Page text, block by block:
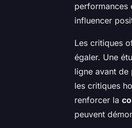
performances
influencer
Les critiques
égaler. Une
ligne avant de
les critiques
renforcer la
peuvent